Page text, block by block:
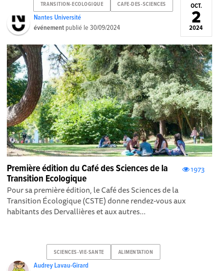
TRANSITION-ECOLOGIQUE CAFE-DES-SCIENCES
Nantes Université
événement publié le30/09/2024
OCT.
2
2024
1973
Première édition du Café des Sciences de la
Transition Ecologique
Pour sa première édition, le Café des Sciences de la
Transition Écologique (CSTE) donne rendez-vous aux
habitants des Dervallières et aux autres...
SCIENCES-VIE-SANTE ALIMENTATION
Audrey Lavau-Girard